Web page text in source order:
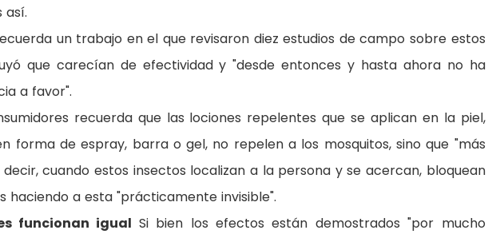
así.
un trabajo en el que revisaron diez estudios de campo sobre estos
que carecían de efectividad y "desde entonces y hasta ahora no ha
a favor".
recuerda que las lociones repelentes que se aplican en la piel,
forma de espray, barra o gel, no repelen a los mosquitos, sino que "más
decir, cuando estos insectos localizan a la persona y se acercan, bloquean
haciendo a esta "prácticamente invisible".
funcionan igual Si bien los efectos están demostrados "por mucho